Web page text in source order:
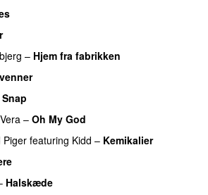
– Hjem fra fabrikken
Snap
Vera – Oh My God
Piger featuring Kidd – Kemikalier
Halskæde